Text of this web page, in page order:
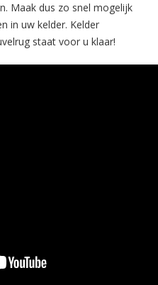
Maak dus zo snel mogelijk
in uw kelder. Kelder
staat voor u klaar!